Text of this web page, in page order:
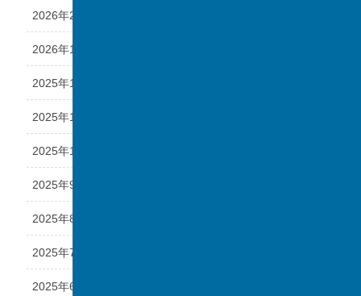
2026年2月
2026年1月
2025年12月
2025年11月
2025年10月
2025年9月
2025年8月
2025年7月
2025年6月